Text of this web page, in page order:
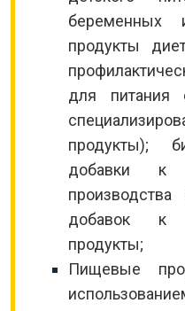
продукты
для питания
продукты);
добавки
производства
добавок к
продукты;
Пищевые